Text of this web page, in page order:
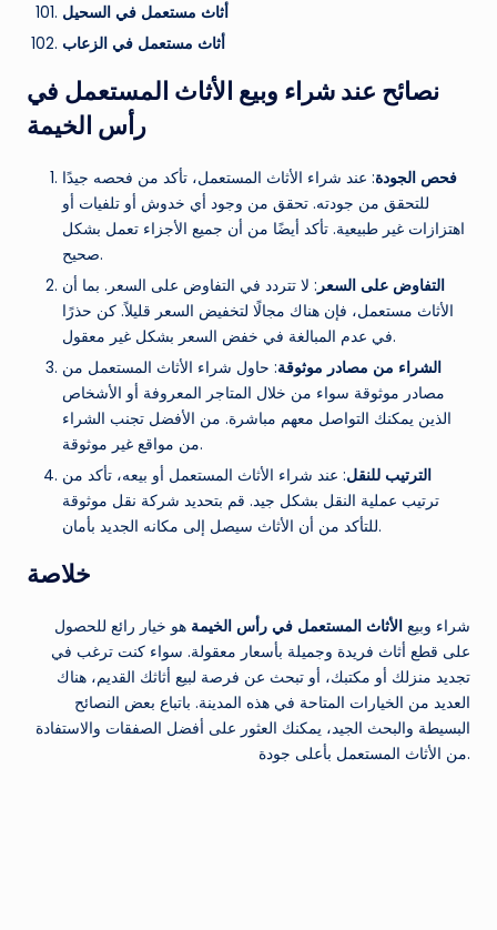
أثاث مستعمل في السحيل
أثاث مستعمل في الزعاب
نصائح عند شراء وبيع الأثاث المستعمل في
رأس الخيمة
فحص الجودة: عند شراء الأثاث المستعمل، تأكد من فحصه جيدًا
للتحقق من جودته. تحقق من وجود أي خدوش أو تلفيات أو
اهتزازات غير طبيعية. تأكد أيضًا من أن جميع الأجزاء تعمل بشكل
صحيح.
التفاوض على السعر : لا تتردد في التفاوض على السعر. بما أن
الأثاث مستعمل، فإن هناك مجالًا لتخفيض السعر قليلاً. كن حذرًا
في عدم المبالغة في خفض السعر بشكل غير معقول.
الشراء من مصادر موثوقة: حاول شراء الأثاث المستعمل من
مصادر موثوقة سواء من خلال المتاجر المعروفة أو الأشخاص
الذين يمكنك التواصل معهم مباشرة. من الأفضل تجنب الشراء
من مواقع غير موثوقة.
الترتيب للنقل: عند شراء الأثاث المستعمل أو بيعه، تأكد من
ترتيب عملية النقل بشكل جيد. قم بتحديد شركة نقل موثوقة
للتأكد من أن الأثاث سيصل إلى مكانه الجديد بأمان.
خلاصة
شراء وبيع الأثاث المستعمل في رأس الخيمة هو خيار رائع للحصول
على قطع أثاث فريدة وجميلة بأسعار معقولة. سواء كنت ترغب في
تجديد منزلك أو مكتبك، أو تبحث عن فرصة لبيع أثاثك القديم، هناك
العديد من الخيارات المتاحة في هذه المدينة. باتباع بعض النصائح
البسيطة والبحث الجيد، يمكنك العثور على أفضل الصفقات والاستفادة
من الأثاث المستعمل بأعلى جودة.